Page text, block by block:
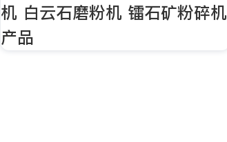
机 白云石磨粉机 镭石矿粉碎机
产品